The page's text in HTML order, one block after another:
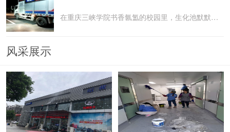
在重庆三峡学院书香氤氲的校园里，生化池默默承载着污水
风采展示